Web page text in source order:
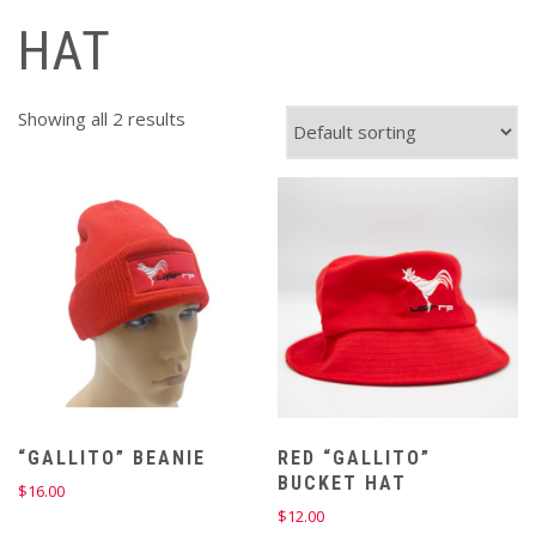
HAT
Showing all 2 results
“GALLITO” BEANIE
$16.00
RED “GALLITO”
BUCKET HAT
$12.00